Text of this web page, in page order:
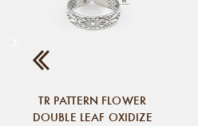
TR PATTERN FLOWER
DOUBLE LEAF OXIDIZE